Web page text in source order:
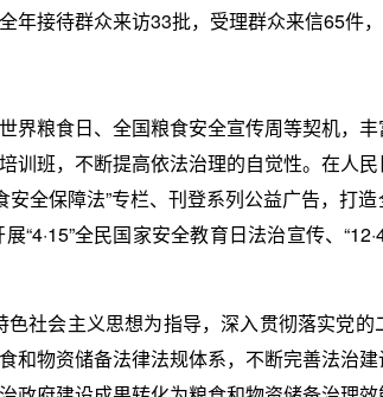
接待群众来访33批，受理群众来信65件，
粮食日、全国粮食安全宣传周等契机，丰
班，不断提高依法治理的自觉性。在人
全保障法”专栏、刊登系列公益广告，打
全民国家安全教育日法治宣传、
社会主义思想为指导，深入贯彻落实党的
物资储备法律法规体系，不断完善法治建